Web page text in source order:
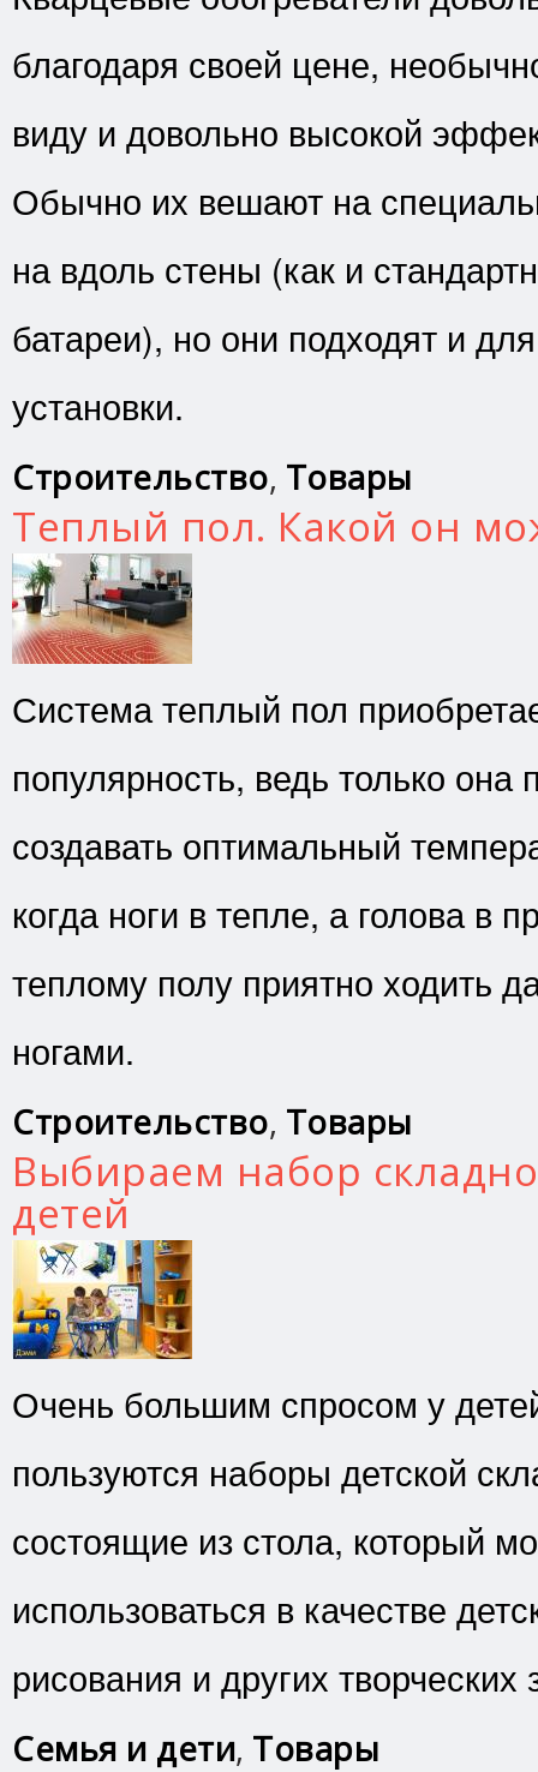
благодаря своей цене,
виду и довольно высокой
Обычно их вешают на
на вдоль стены (как и
батареи), но они подходят и
установки.
Строительство, Товары
Теплый пол. Какой он
Система теплый пол
популярность, ведь только она
создавать оптимальный
когда ноги в тепле, а голова в
теплому полу приятно ходить
ногами.
Строительство, Товары
Выбираем набор
детей
Очень большим спросом у
пользуются наборы детской
состоящие из стола, который
использоваться в качестве
рисования и других творческих
Семья и дети, Товары